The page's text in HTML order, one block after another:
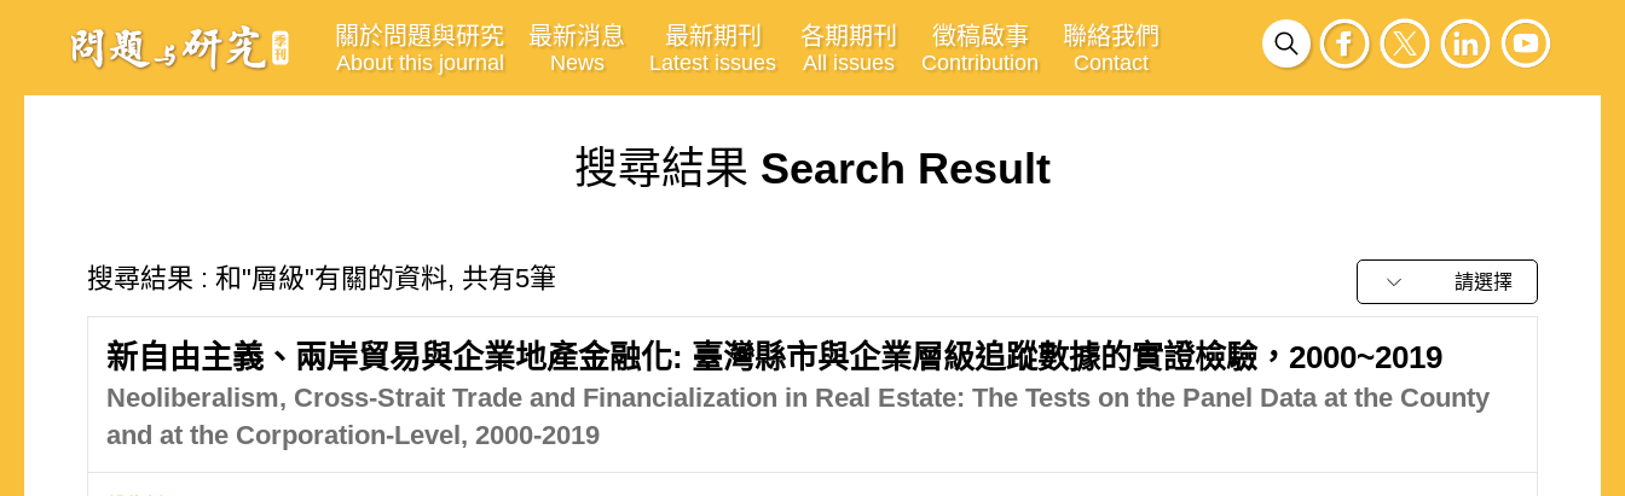
關於問題與研究
About this journal
最新消息
News
最新期刊
Latest issues
各期期刊
All issues
徵稿啟事
Contribution
聯絡我們
Contact
搜尋結果 Search Result
搜尋結果 : 和"層級"有關的資料, 共有5筆 請選擇
新自由主義、兩岸貿易與企業地產金融化: 臺灣縣市與企業層級追蹤數據的實證檢驗，2000~2019
Neoliberalism, Cross-Strait Trade and Financialization in Real Estate: The Tests on the Panel Data at the County
and at the Corporation-Level, 2000-2019